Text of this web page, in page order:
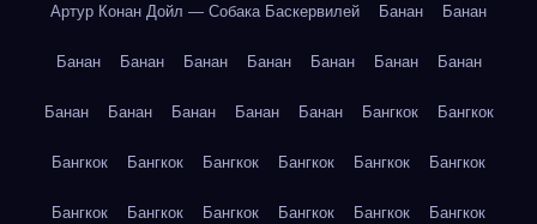
Артур Конан Дойл — Собака Баскервилей Банан Банан
Банан Банан Банан Банан Банан Банан Банан
Банан Банан Банан Банан Банан Бангкок Бангкок
Бангкок Бангкок Бангкок Бангкок Бангкок Бангкок
Бангкок Бангкок Бангкок Бангкок Бангкок Бангкок